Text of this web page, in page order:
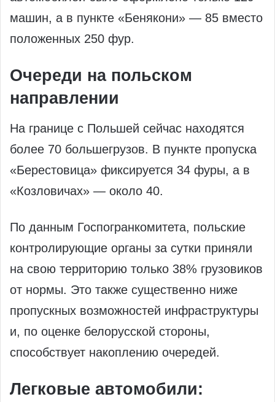
машин, а в пункте «Бенякони» — 85 вместо
положенных 250 фур.
Очереди на польском
направлении
На границе с Польшей сейчас находятся
более 70 большегрузов. В пункте пропуска
«Берестовица» фиксируется 34 фуры, а в
«Козловичах» — около 40.
По данным Госпогранкомитета, польские
контролирующие органы за сутки приняли
на свою территорию только 38% грузовиков
от нормы. Это также существенно ниже
пропускных возможностей инфраструктуры
и, по оценке белорусской стороны,
способствует накоплению очередей.
Легковые автомобили: